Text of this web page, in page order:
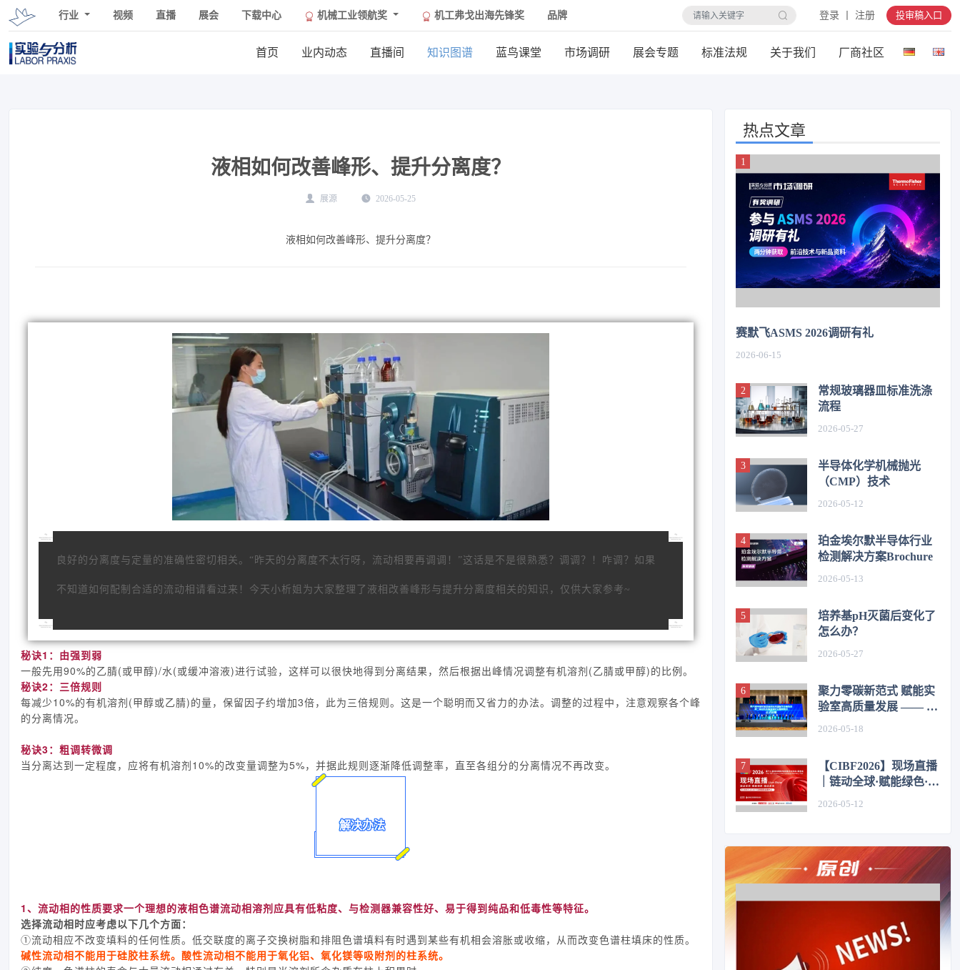
行业 视频 直播 展会 下载中心 机械工业领航奖 机工弗戈出海先锋奖 品牌 登录 丨 注册 投审稿入口
首页 业内动态 直播间 知识图谱 蓝鸟课堂 市场调研 展会专题 标准法规 关于我们 厂商社区
液相如何改善峰形、提升分离度？
展源 2026-05-25
液相如何改善峰形、提升分离度？
良好的分离度与定量的准确性密切相关。“昨天的分离度不太行呀，流动相要再调调！”这话是不是很熟悉？调调？！咋调？如果
不知道如何配制合适的流动相请看过来！今天小析姐为大家整理了液相改善峰形与提升分离度相关的知识，仅供大家参考~
秘诀1：由强到弱
一般先用90%的乙腈(或甲醇)/水(或缓冲溶液)进行试验，这样可以很快地得到分离结果，然后根据出峰情况调整有机溶剂(乙腈或甲醇)的比例。
秘诀2：三倍规则
每减少10%的有机溶剂(甲醇或乙腈)的量，保留因子约增加3倍，此为三倍规则。这是一个聪明而又省力的办法。调整的过程中，注意观察各个峰
的分离情况。
秘诀3：粗调转微调
当分离达到一定程度，应将有机溶剂10%的改变量调整为5%，并据此规则逐渐降低调整率，直至各组分的分离情况不再改变。
解决办法
1、流动相的性质要求一个理想的液相色谱流动相溶剂应具有低粘度、与检测器兼容性好、易于得到纯品和低毒性等特征。
选择流动相时应考虑以下几个方面：
①流动相应不改变填料的任何性质。低交联度的离子交换树脂和排阻色谱填料有时遇到某些有机相会溶胀或收缩，从而改变色谱柱填床的性质。
碱性流动相不能用于硅胶柱系统。酸性流动相不能用于氧化铝、氧化镁等吸附剂的柱系统。
热点文章
赛默飞ASMS 2026调研有礼
2026-06-15
常规玻璃器皿标准洗涤
流程
2026-05-27
半导体化学机械抛光
（CMP）技术
2026-05-12
珀金埃尔默半导体行业
检测解决方案Brochure
2026-05-13
培养基pH灭菌后变化了
怎么办？
2026-05-27
聚力零碳新范式 赋能实
验室高质量发展 —— 第
六届中国实验室绿色技
2026-05-18
【CIBF2026】现场直播
｜链动全球·赋能绿色·驱
动未来
2026-05-12